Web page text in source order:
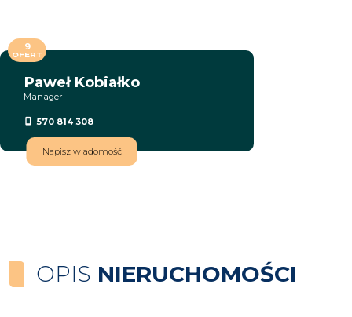
Paweł Kobiałko
Manager
570 814 308
Napisz wiadomość
9
OFERT
OPIS NIERUCHOMOŚCI